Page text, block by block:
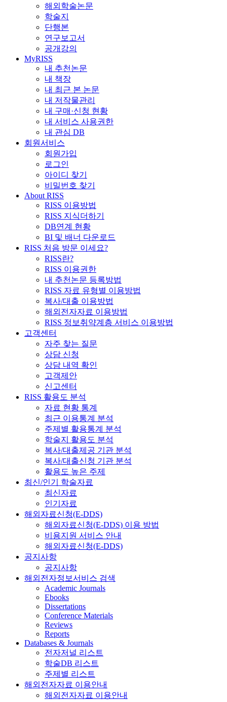
해외학술논문
학술지
단행본
연구보고서
공개강의
MyRISS
내 추천논문
내 책장
내 최근 본 논문
내 저작물관리
내 구매·신청 현황
내 서비스 사용권한
내 관심 DB
회원서비스
회원가입
로그인
아이디 찾기
비밀번호 찾기
About RISS
RISS 이용방법
RISS 지식더하기
DB연계 현황
BI 및 배너 다운로드
RISS 처음 방문 이세요?
RISS란?
RISS 이용권한
내 추천논문 등록방법
RISS 자료 유형별 이용방법
복사/대출 이용방법
해외전자자료 이용방법
RISS 정보취약계층 서비스 이용방법
고객센터
자주 찾는 질문
상담 신청
상담 내역 확인
고객제안
신고센터
RISS 활용도 분석
자료 현황 통계
최근 이용통계 분석
주제별 활용통계 분석
학술지 활용도 분석
복사/대출제공 기관 분석
복사/대출신청 기관 분석
활용도 높은 주제
최신/인기 학술자료
최신자료
인기자료
해외자료신청(E-DDS)
해외자료신청(E-DDS) 이용 방법
비용지원 서비스 안내
해외자료신청(E-DDS)
공지사항
공지사항
해외전자정보서비스 검색
Academic Journals
Ebooks
Dissertations
Conference Materials
Reviews
Reports
Databases & Journals
전자저널 리스트
학술DB 리스트
주제별 리스트
해외전자자료 이용안내
해외전자자료 이용안내